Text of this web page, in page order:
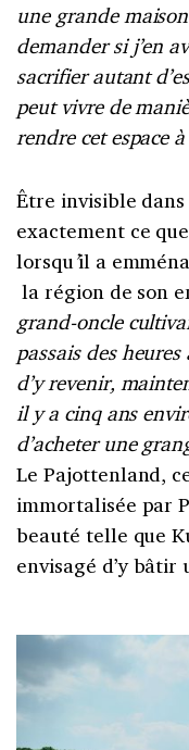
une grande
demander si j’en
sacrifier autant
peut vivre de
rendre cet espace
Être invisible
exactement ce
lorsqu’il a
la région de son
grand-oncle
passais des
d’y revenir,
il y a cinq ans
d’acheter une
Le Pajottenland,
immortalisée par
beauté telle que
envisagé d’y